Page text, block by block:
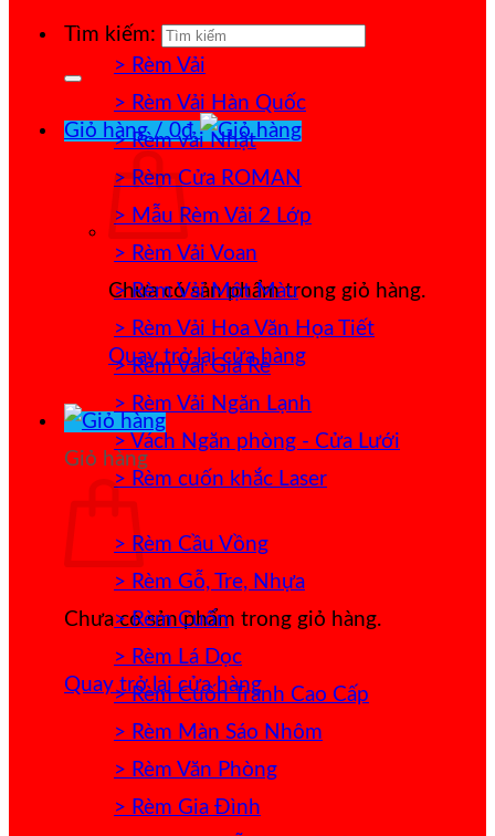
Tìm kiếm:
Giỏ hàng /0₫
Chưa có sản phẩm trong giỏ hàng.
Quay trở lại cửa hàng
Giỏ hàng
Chưa có sản phẩm trong giỏ hàng.
Quay trở lại cửa hàng
> Rèm Vải
> Rèm Vải Hàn Quốc
> Rèm vải Nhật
> Rèm Cửa ROMAN
> Mẫu Rèm Vải 2 Lớp
> Rèm Vải Voan
> Rèm Vải Một Màu
> Rèm Vải Hoa Văn Họa Tiết
> Rèm Vải Giá Rẻ
> Rèm Vải Ngăn Lạnh
> Vách Ngăn phòng - Cửa Lưới
> Rèm cuốn khắc Laser
> Rèm Cầu Vồng
> Rèm Gỗ, Tre, Nhựa
> Rèm Cuốn
> Rèm Lá Dọc
> Rèm Cuốn Tranh Cao Cấp
> Rèm Màn Sáo Nhôm
> Rèm Văn Phòng
> Rèm Gia Đình